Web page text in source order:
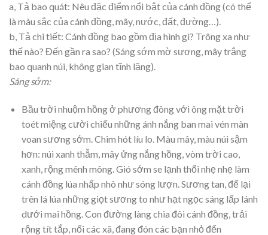
a, Tả bao quát: Nêu đặc điểm nổi bật của cánh đồng (có thể
là màu sắc của cánh đồng, mây, nước, đất, đường…).
b, Tả chi tiết: Cánh đồng bao gồm địa hình gì? Trông xa như
thế nào? Đến gần ra sao? (Sáng sớm mờ sương, mây trắng
bao quanh núi, không gian tĩnh lặng).
Sáng sớm:
Bầu trời nhuộm hồng ở phương đông với ông mặt trời
toét miệng cười chiếu những ánh nắng ban mai vén màn
voan sương sớm. Chim hót líu lo. Màu mây, màu núi sậm
hơn: núi xanh thẫm, mây ửng nắng hồng, vòm trời cao,
xanh, rộng mênh mông. Gió sớm se lạnh thổi nhẹ nhẹ làm
cánh đồng lúa nhấp nhô như sóng lượn. Sương tan, để lại
trên lá lúa những giọt sương to như hạt ngọc sáng lấp lánh
dưới mai hồng. Con đường làng chia đôi cánh đồng, trải
rộng tít tắp, nối các xã, đang đón các bạn nhỏ đến